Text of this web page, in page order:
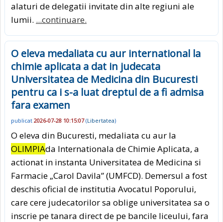
alaturi de delegatii invitate din alte regiuni ale
lumii. ...continuare.
O eleva medaliata cu aur international la
chimie aplicata a dat in judecata
Universitatea de Medicina din Bucuresti
pentru ca i s-a luat dreptul de a fi admisa
fara examen
publicat 2026-07-28 10:15:07(Libertatea)
O eleva din Bucuresti, medaliata cu aur la
OLIMPIAda Internationala de Chimie Aplicata, a
actionat in instanta Universitatea de Medicina si
Farmacie „Carol Davila” (UMFCD). Demersul a fost
deschis oficial de institutia Avocatul Poporului,
care cere judecatorilor sa oblige universitatea sa o
inscrie pe tanara direct de pe bancile liceului, fara